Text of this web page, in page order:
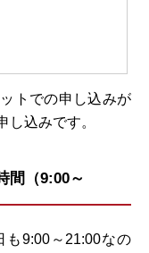
トでの申し込みが
込みです。
間（9:00～
も9:00～21:00なの